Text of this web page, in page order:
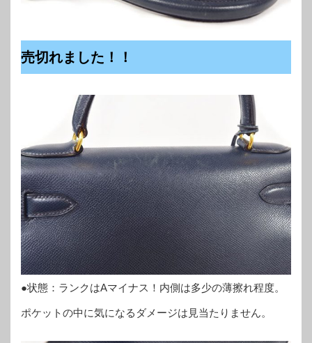
売切れました！！
●状態：ランクはAマイナス！内側は多少の薄擦れ程度。
ポケットの中に気になるダメージは見当たりません。